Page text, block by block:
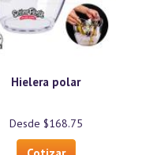
Hielera polar
Desde $168.75